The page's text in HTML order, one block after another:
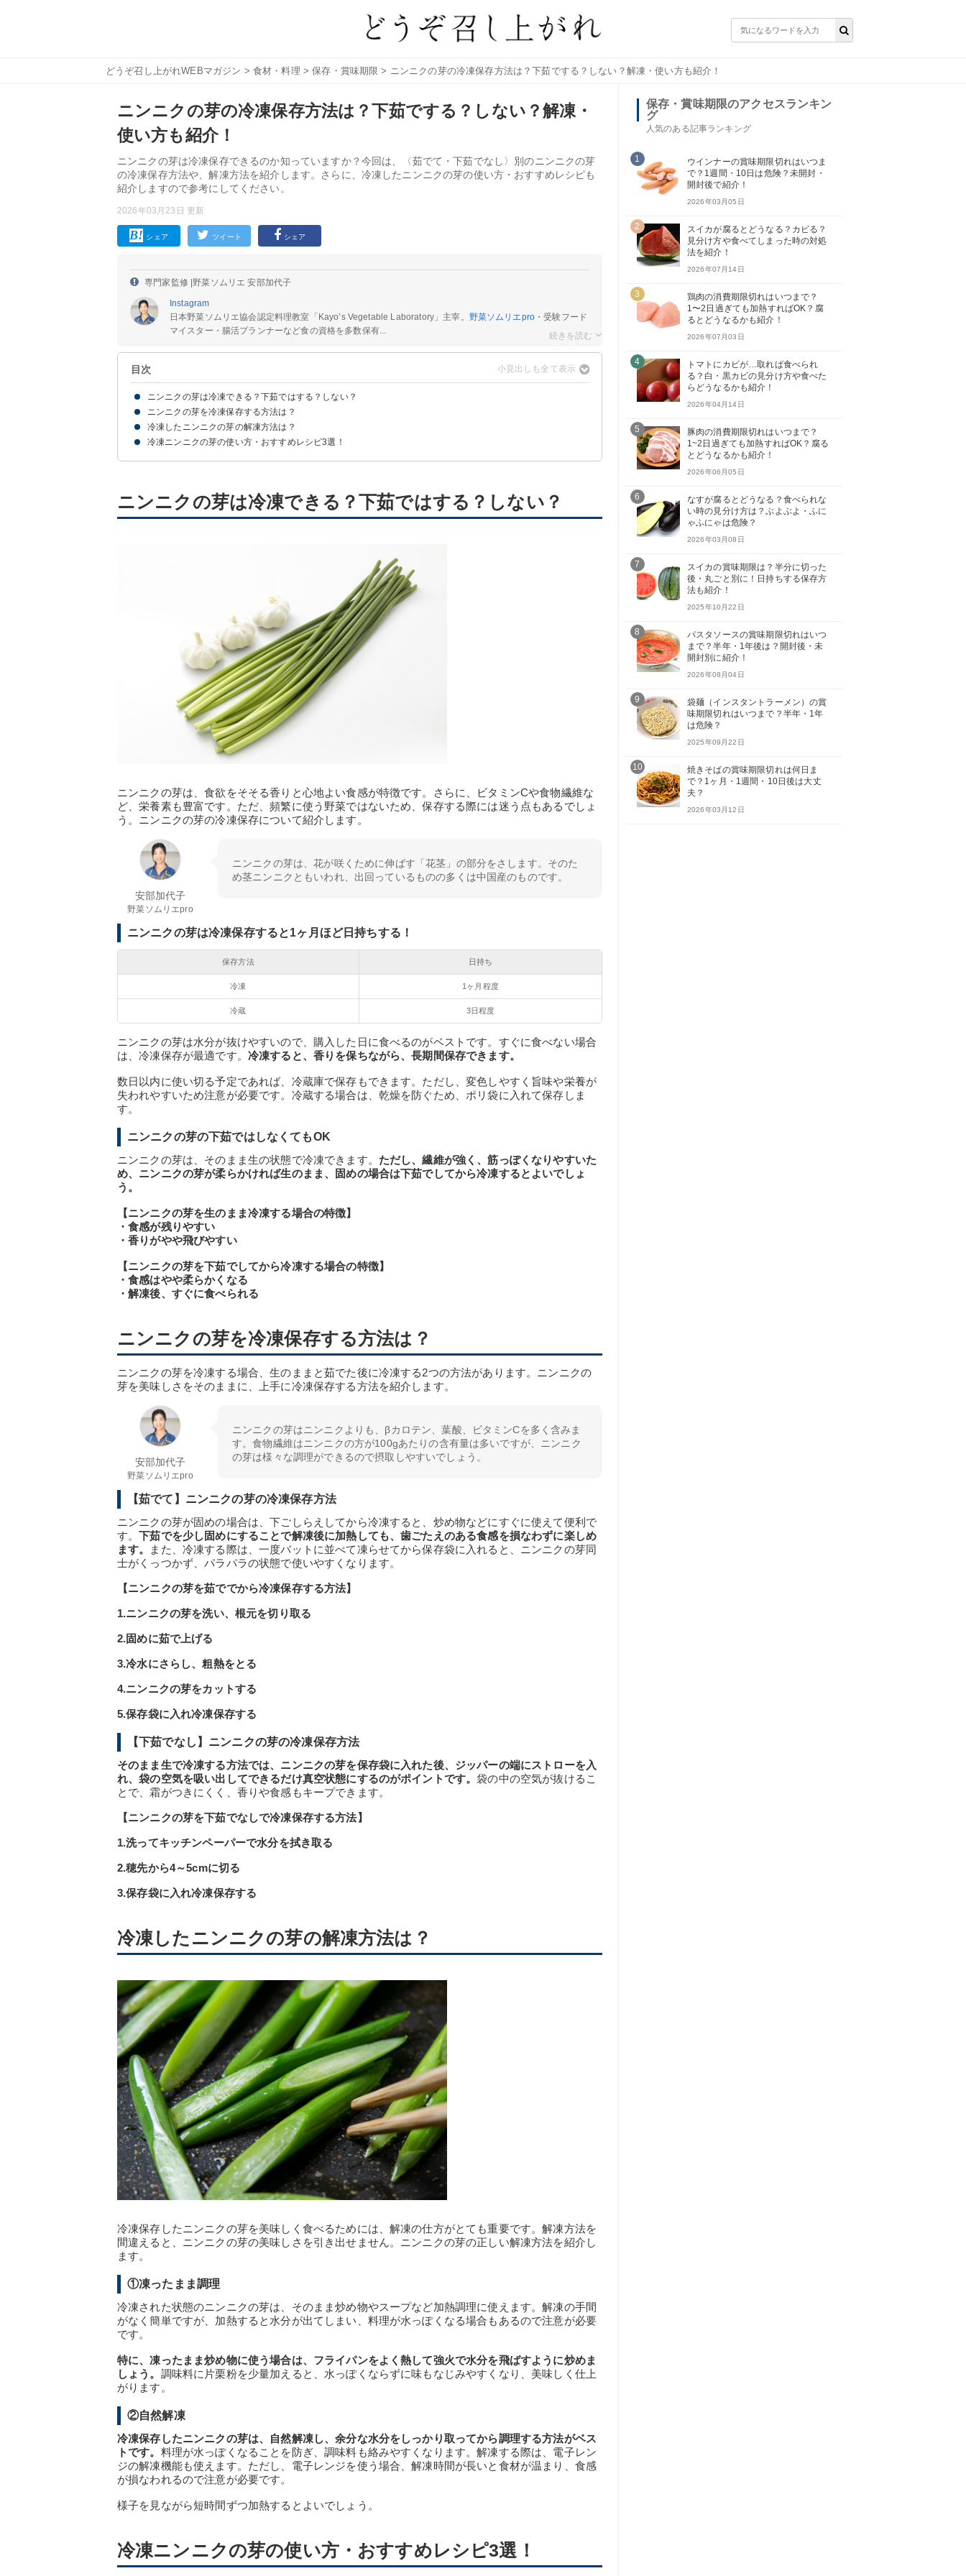
どうぞ召し上がれWEBマガジン > 食材・料理 >保存・賞味期限 > ニンニクの芽の冷凍保存方法は？下茹でする？しない？解凍・使い方も紹介！
ニンニクの芽の冷凍保存方法は？下茹でする？しない？解凍・
使い方も紹介！
ニンニクの芽は冷凍保存できるのか知っていますか？今回は、〈茹でて・下茹でなし〉別のニンニクの芽
の冷凍保存方法や、解凍方法を紹介します。さらに、冷凍したニンニクの芽の使い方・おすすめレシピも
紹介しますので参考にしてください。
2026年03月23日 更新
シェア ツイート シェア
専門家監修 | 野菜ソムリエ 安部加代子
Instagram
日本野菜ソムリエ協会認定料理教室「Kayo’s Vegetable Laboratory」主宰。 野菜ソムリエpro ・受験フード
マイスター・腸活プランナーなど食の資格を多数保有...
目次
ニンニクの芽は冷凍できる？下茹ではする？しない？
ニンニクの芽は冷凍保存すると1ヶ月ほど日持ちする！
ニンニクの芽の下茹ではしなくてもOK
ニンニクの芽を冷凍保存する方法は？
【茹でて】ニンニクの芽の冷凍保存方法
【下茹でなし】ニンニクの芽の冷凍保存方法
冷凍したニンニクの芽の解凍方法は？
①凍ったまま調理
②自然解凍
冷凍ニンニクの芽の使い方・おすすめレシピ3選！
ニンニクの芽は冷凍できる？下茹ではする？しない？
ニンニクの芽は、食欲をそそる香りと心地よい食感が特徴です。さらに、ビタミンCや食物繊維な
ど、栄養素も豊富です。ただ、頻繁に使う野菜ではないため、保存する際には迷う点もあるでしょ
う。ニンニクの芽の冷凍保存について紹介します。
安部加代子
野菜ソムリエpro
ニンニクの芽は、花が咲くために伸ばす「花茎」の部分をさします。そのた
め茎ニンニクともいわれ、出回っているものの多くは中国産のものです。
ニンニクの芽は冷凍保存すると1ヶ月ほど日持ちする！
保存方法 日持ち
冷凍 1ヶ月程度
冷蔵 3日程度
ニンニクの芽は水分が抜けやすいので、購入した日に食べるのがベストです。すぐに食べない場合
は、冷凍保存が最適です。 冷凍すると、香りを保ちながら、長期間保存できます。
数日以内に使い切る予定であれば、冷蔵庫で保存もできます。ただし、変色しやすく旨味や栄養が
失われやすいため注意が必要です。冷蔵する場合は、乾燥を防ぐため、ポリ袋に入れて保存しま
す。
ニンニクの芽の下茹ではしなくてもOK
ニンニクの芽は、そのまま生の状態で冷凍できます。 ただし、繊維が強く、筋っぽくなりやすいた
め、ニンニクの芽が柔らかければ生のまま、固めの場合は下茹でしてから冷凍するとよいでしょ
う。
【ニンニクの芽を生のまま冷凍する場合の特徴】
・食感が残りやすい
・香りがやや飛びやすい
【ニンニクの芽を下茹でしてから冷凍する場合の特徴】
・食感はやや柔らかくなる
・解凍後、すぐに食べられる
ニンニクの芽を冷凍保存する方法は？
ニンニクの芽を冷凍する場合、生のままと茹でた後に冷凍する2つの方法があります。ニンニクの
芽を美味しさをそのままに、上手に冷凍保存する方法を紹介します。
安部加代子
野菜ソムリエpro
ニンニクの芽はニンニクよりも、βカロテン、葉酸、ビタミンCを多く含みま
す。食物繊維はニンニクの方が100gあたりの含有量は多いですが、ニンニク
の芽は様々な調理ができるので摂取しやすいでしょう。
【茹でて】ニンニクの芽の冷凍保存方法
ニンニクの芽が固めの場合は、下ごしらえしてから冷凍すると、炒め物などにすぐに使えて便利で
す。下茹でを少し固めにすることで解凍後に加熱しても、歯ごたえのある食感を損なわずに楽しめ
ます。
また、冷凍する際は、一度バットに並べて凍らせてから保存袋に入れると、ニンニクの芽同
士がくっつかず、パラパラの状態で使いやすくなります。
【ニンニクの芽を茹ででから冷凍保存する方法】
1.ニンニクの芽を洗い、根元を切り取る
2.固めに茹で上げる
3.冷水にさらし、粗熱をとる
4.ニンニクの芽をカットする
5.保存袋に入れ冷凍保存する
【下茹でなし】ニンニクの芽の冷凍保存方法
そのまま生で冷凍する方法では、ニンニクの芽を保存袋に入れた後、ジッパーの端にストローを入
れ、袋の空気を吸い出してできるだけ真空状態にするのがポイントです。袋の中の空気が抜けるこ
とで、霜がつきにくく、香りや食感もキープできます。
【ニンニクの芽を下茹でなしで冷凍保存する方法】
1.洗ってキッチンペーパーで水分を拭き取る
2.穂先から4～5cmに切る
3.保存袋に入れ冷凍保存する
冷凍したニンニクの芽の解凍方法は？
冷凍保存したニンニクの芽を美味しく食べるためには、解凍の仕方がとても重要です。解凍方法を
間違えると、ニンニクの芽の美味しさを引き出せません。ニンニクの芽の正しい解凍方法を紹介し
ます。
①凍ったまま調理
冷凍された状態のニンニクの芽は、そのまま炒め物やスープなど加熱調理に使えます。解凍の手間
がなく簡単ですが、加熱すると水分が出てしまい、料理が水っぽくなる場合もあるので注意が必要
です。
特に、凍ったまま炒め物に使う場合は、フライパンをよく熱して強火で水分を飛ばすように炒めま
しょう。 調味料に片栗粉を少量加えると、水っぽくならずに味もなじみやすくなり、美味しく仕上
がります。
②自然解凍
冷凍保存したニンニクの芽は、自然解凍し、余分な水分をしっかり取ってから調理する方法がベス
トです。 料理が水っぽくなることを防ぎ、調味料も絡みやすくなります。解凍する際は、電子レン
ジの解凍機能も使えます。ただし、電子レンジを使う場合、解凍時間が長いと食材が温まり、食感
が損なわれるので注意が必要です。
様子を見ながら短時間ずつ加熱するとよいでしょう。
冷凍ニンニクの芽の使い方・おすすめレシピ3選！
保存・賞味期限のアクセスランキン
グ
人気のある記事ランキング
1
ウインナーの賞味期限切れはいつま
で？1週間・10日は危険？未開封・
開封後で紹介！
2026年03月05日
2
スイカが腐るとどうなる？カビる？
見分け方や食べてしまった時の対処
法を紹介！
2026年07月14日
3
鶏肉の消費期限切れはいつまで？
1〜2日過ぎても加熱すればOK？腐
るとどうなるかも紹介！
2026年07月03日
4
トマトにカビが…取れば食べられ
る？白・黒カビの見分け方や食べた
らどうなるかも紹介！
2026年04月14日
5
豚肉の消費期限切れはいつまで？
1~2日過ぎても加熱すればOK？腐る
とどうなるかも紹介！
2026年06月05日
6
なすが腐るとどうなる？食べられな
い時の見分け方は？ぶよぶよ・ふに
ゃふにゃは危険？
2026年03月08日
7
スイカの賞味期限は？半分に切った
後・丸ごと別に！日持ちする保存方
法も紹介！
2025年10月22日
8
パスタソースの賞味期限切れはいつ
まで？半年・1年後は？開封後・未
開封別に紹介！
2026年08月04日
9
袋麺（インスタントラーメン）の賞
味期限切れはいつまで？半年・1年
は危険？
2025年09月22日
10
焼きそばの賞味期限切れは何日ま
で？1ヶ月・1週間・10日後は大丈
夫？
2026年03月12日